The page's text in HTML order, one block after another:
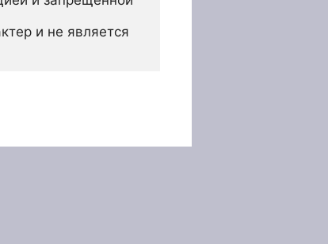
и не является